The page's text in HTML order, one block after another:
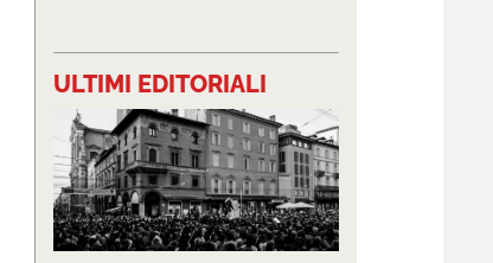
ULTIMI EDITORIALI